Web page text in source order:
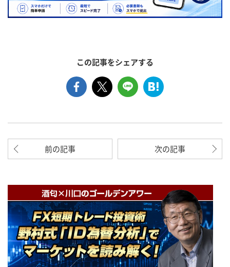
この記事をシェアする
前の記事 次の記事